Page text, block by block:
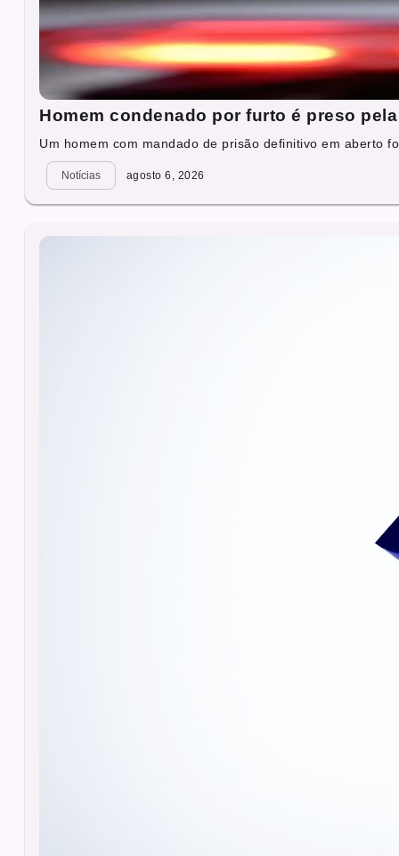
Homem condenado por furto é preso
Um homem com mandado de prisão definitivo em aberto
Notícias agosto 6, 2026